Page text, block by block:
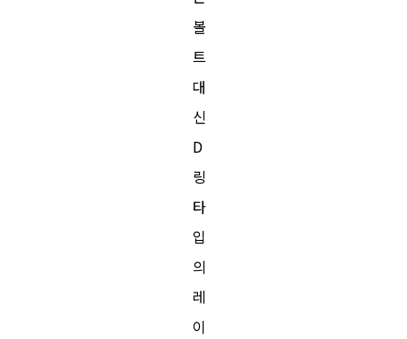
볼
트
대
신
D
링
타
입
의
레
이